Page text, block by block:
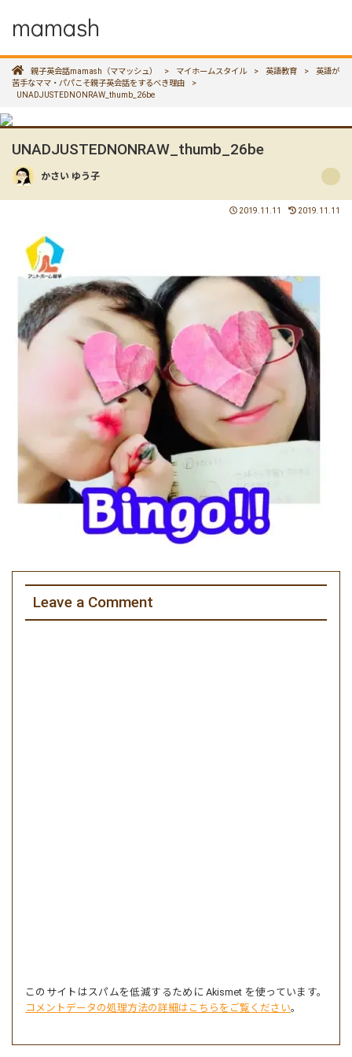
mamash
親子英会話mamash（ママッシュ） > マイホームスタイル > 英語教育 >
英語が
苦手なママ・パパこそ親子英会話をするべき理由
>
UNADJUSTEDNONRAW_thumb_26be
UNADJUSTEDNONRAW_thumb_26be
かさい ゆう子
2019.11.11 2019.11.11
Leave a Comment
このサイトはスパムを低減するために Akismet を使っています。
コメントデータの処理方法の詳細はこちらをご覧ください。